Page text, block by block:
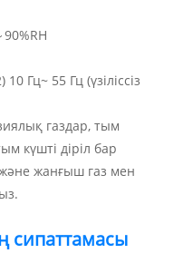
Гц~ 55 Гц (үзіліссіз
газдар, тым
күшті діріл бар
жанғыш газ мен
сипаттамасы